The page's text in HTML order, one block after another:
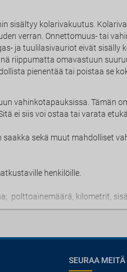
sisältyy kolarivakuutus.
verran. Onnettomuus- tai
ja tuulilasivauriot eivät sisälly
riippumatta omavastuun
pienentää tai poistaa se
vahinkotapauksissa. Tämän
ei siis voi ostaa tai varata
sekä muut mahdolliset
henkilöille.
polttoainemäärä, kilometrit,
SEURAA